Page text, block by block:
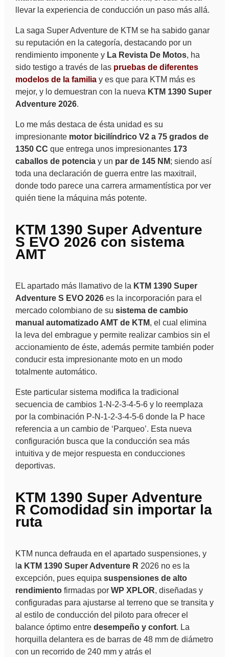
llevar la experiencia de conducción un paso más allá.
La saga Super Adventure de KTM se ha sabido ganar
su reputación en la categoría, destacando por un
rendimiento imponente y La Revista De Motos, ha
sido testigo a través de las pruebas de diferentes
modelos de la familiay es que para KTM más es
mejor, y lo demuestran con la nueva KTM 1390 Super
Adventure 2026.
Lo me más destaca de ésta unidad es su
impresionante motor bicilíndrico V2 a 75 grados de
1350 CC que entrega unos impresionantes 173
caballos de potenciay un par de 145 NM; siendo así
toda una declaración de guerra entre las maxitrail,
donde todo parece una carrera armamentística por ver
quién tiene la máquina más potente.
KTM 1390 Super Adventure
S EVO 2026 con sistema
AMT
EL apartado más llamativo de la KTM 1390 Super
Adventure S EVO 2026es la incorporación para el
mercado colombiano de su sistema de cambio
manual automatizado AMT de KTM, el cual elimina
la leva del embrague y permite realizar cambios sin el
accionamiento de éste, además permite también poder
conducir esta impresionante moto en un modo
totalmente automático.
Este particular sistema modifica la tradicional
secuencia de cambios 1-N-2-3-4-5-6 y lo reemplaza
por la combinación P-N-1-2-3-4-5-6 donde la P hace
referencia a un cambio de ‘Parqueo’. Esta nueva
configuración busca que la conducción sea más
intuitiva y de mejor respuesta en conducciones
deportivas.
KTM 1390 Super Adventure
R Comodidad sin importar la
ruta
KTM nunca defrauda en el apartado suspensiones, y
a KTM 1390 Super Adventure R 2026 no es la
excepción, pues equipa suspensiones de alto
rendimiento firmadas por WP XPLOR, diseñadas y
configuradas para ajustarse al terreno que se transita y
al estilo de conducción del piloto para ofrecer el
balance óptimo entre desempeño y confort. La
horquilla delantera es de barras de 48 mm de diámetro
con un recorrido de 240 mm y atrás el